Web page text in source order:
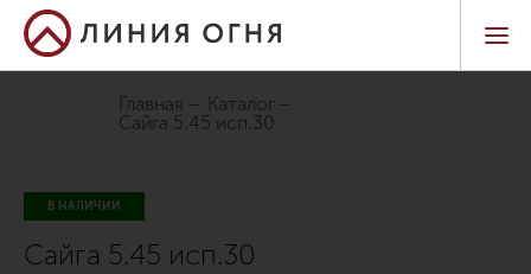
Главная
Каталог
сайга 5.45 исп.30
В НАЛИЧИИ
Сайга 5.45 исп.30